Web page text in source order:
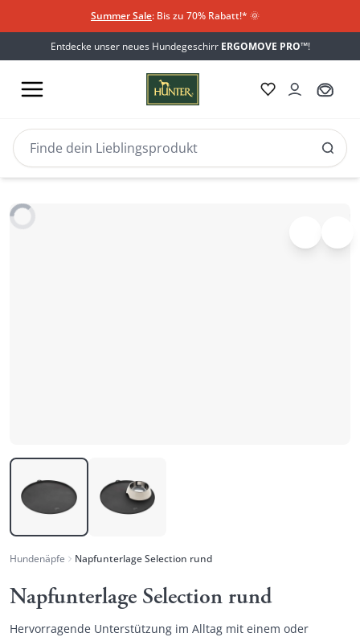
Summer Sale: Bis zu 70% Rabatt!* 🌞
Entdecke unser neues Hundegeschirr ERGOMOVE PRO™!
Hundenäpfe Napfunterlage Selection rund
Napfunterlage Selection rund
Hervorragende Unterstützung im Alltag mit einem oder